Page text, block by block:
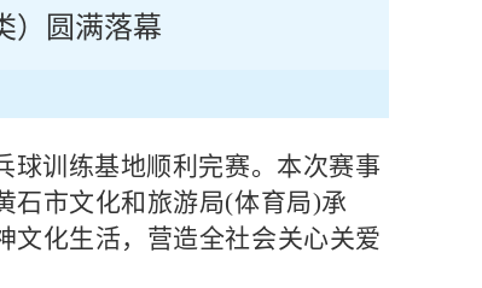
）圆满落幕
球训练基地顺利完赛。本次赛事
石市文化和旅游局(体育局)承
文化生活，营造全社会关心关爱